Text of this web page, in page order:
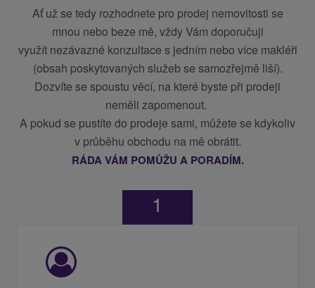
Ať už se tedy rozhodnete pro prodej nemovitosti se
mnou nebo beze mě, vždy Vám doporučuji
využít nezávazné konzultace s jedním nebo více makléři
(obsah poskytovaných služeb se samozřejmě liší).
Dozvíte se spoustu věcí, na které byste při prodeji
neměli zapomenout.
A pokud se pustíte do prodeje sami, můžete se kdykoliv
v průběhu obchodu na mě obrátit.
RÁDA VÁM POMŮŽU A PORADÍM.
1